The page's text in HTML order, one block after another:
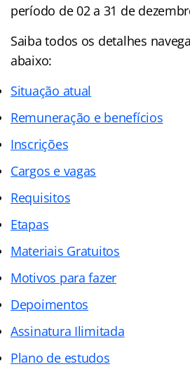
período de 02 a 31 de
Saiba todos os detalhes
abaixo:
Situação atual
Remuneração e benefícios
Inscrições
Cargos e vagas
Requisitos
Etapas
Materiais Gratuitos
Motivos para fazer
Depoimentos
Assinatura Ilimitada
Plano de estudos